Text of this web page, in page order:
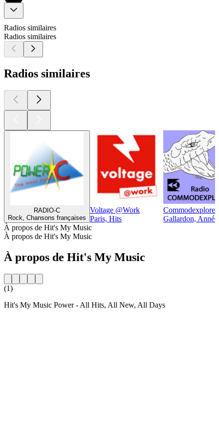
Radios similaires
Radios similaires
Radios similaires
RADIO-C
Rock, Chansons françaises
Voltage @Work
Paris, Hits
Commodexplorer
Gallardon,
À propos de Hit's My Music
À propos de Hit's My Music
À propos de Hit's My Music
(1)
Hit's My Music Power - All Hits, All New, All Days